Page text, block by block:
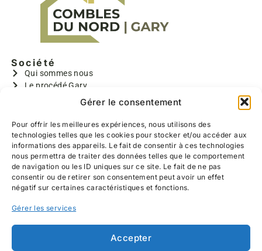
Gérer le consentement
Pour offrir les meilleures expériences, nous utilisons des
technologies telles que les cookies pour stocker et/ou accéder aux
informations des appareils. Le fait de consentir à ces technologies
nous permettra de traiter des données telles que le comportement
de navigation ou les ID uniques sur ce site. Le fait de ne pas
consentir ou de retirer son consentement peut avoir un effet
négatif sur certaines caractéristiques et fonctions.
Gérer les services
Accepter
De plus, ils ont effectués un travail de qualité,
nous avons pu choisir l’ensemble des réalisations
(emplacements des prises et interrupteurs, la
taille des chambres, la couleur du parquet,
l’ensemble de l’escalier, l’emplacement des
velux..) toujours sous leurs bons conseils
discrets, ponctuels, très rapide et travaillent
poussière dans notre salon, lavage du sol
chaque soir avant leur départ)
Nous les recommandons à 100%, allez y les yeux
fermés, nous sommes heureux du travail
effectué.
Société
Qui sommes nous
Le procédé Gary
GARYTRADY
Informations
Aides à la rénovation
Devis gratuit
Contact
Réalisations
639 Hameau de Belzanois